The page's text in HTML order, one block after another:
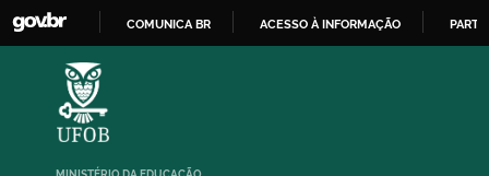
COMUNICA BR ACESSO À INFORMAÇÃO